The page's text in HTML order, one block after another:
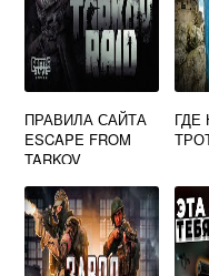
ПРАВИЛА САЙТА
ESCAPE FROM
TARKOV
ГДЕ